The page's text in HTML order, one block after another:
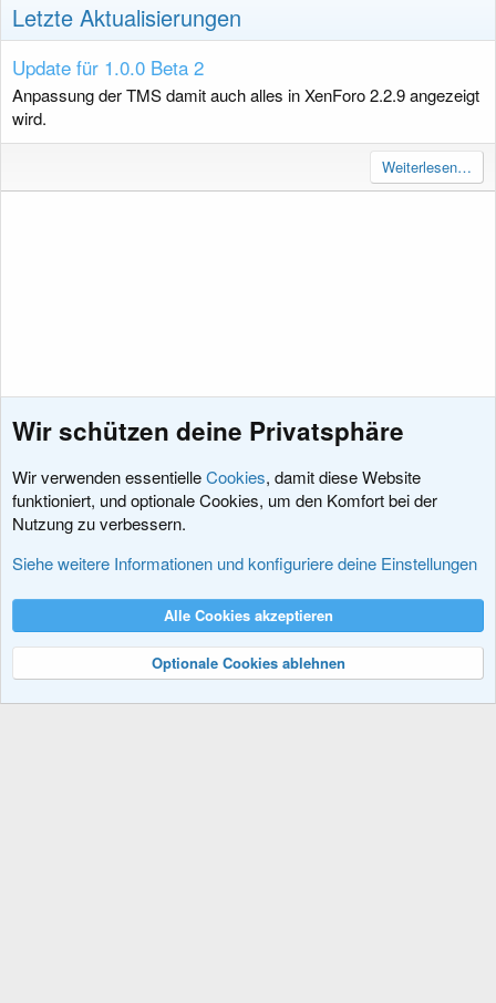
Letzte Aktualisierungen
Update für 1.0.0 Beta 2
Anpassung der TMS damit auch alles in XenForo 2.2.9 angezeigt
wird.
Weiterlesen…
Add-Ons
Nutzungsbedingungen Datenschutz
R
Community platform by XenForo® © 2010-2024 XenForo Ltd.
Wir schützen deine Privatsphäre
Wir verwenden essentielleCookies, damit diese Website
funktioniert, und optionale Cookies, um den Komfort bei der
Nutzung zu verbessern.
Siehe weitere Informationen und konfiguriere deine Einstellungen
Alle Cookies akzeptieren
Optionale Cookies ablehnen